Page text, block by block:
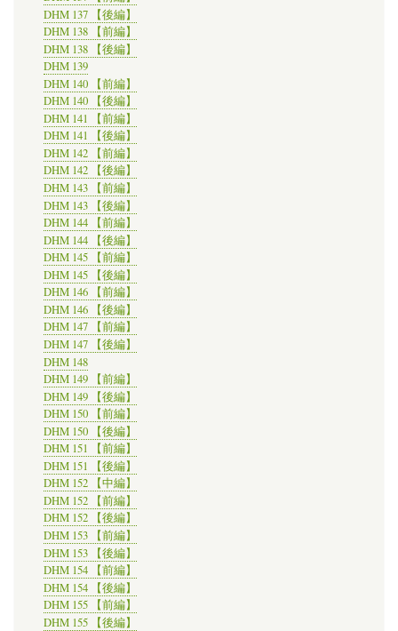
DHM 137 【後編】
DHM 138 【前編】
DHM 138 【後編】
DHM 139
DHM 140 【前編】
DHM 140 【後編】
DHM 141 【前編】
DHM 141 【後編】
DHM 142 【前編】
DHM 142 【後編】
DHM 143 【前編】
DHM 143 【後編】
DHM 144 【前編】
DHM 144 【後編】
DHM 145 【前編】
DHM 145 【後編】
DHM 146 【前編】
DHM 146 【後編】
DHM 147 【前編】
DHM 147 【後編】
DHM 148
DHM 149 【前編】
DHM 149 【後編】
DHM 150 【前編】
DHM 150 【後編】
DHM 151 【前編】
DHM 151 【後編】
DHM 152 【中編】
DHM 152 【前編】
DHM 152 【後編】
DHM 153 【前編】
DHM 153 【後編】
DHM 154 【前編】
DHM 154 【後編】
DHM 155 【前編】
DHM 155 【後編】